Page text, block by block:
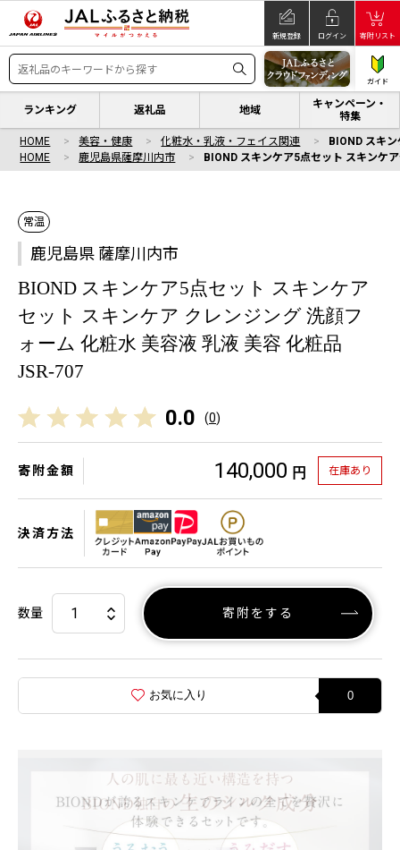
新規登録 ログイン 寄附リスト
ガイド
ランキング 返礼品 地域
キャンペーン・
特集
HOME 美容・健康 化粧水・乳液・フェイス関連
BIOND スキ
HOME
鹿児島県薩摩川内市 BIOND スキンケア5点セット スキンケ
常温
鹿児島県 薩摩川内市
BIOND スキンケア5点セット スキンケア
セット スキンケア クレンジング 洗顔フ
ォーム 化粧水 美容液 乳液 美容 化粧品
JSR-707
0.0 (0)
寄附金額 140,000 円 在庫あり
決済方法
数量 寄附をする
お気に入り 0